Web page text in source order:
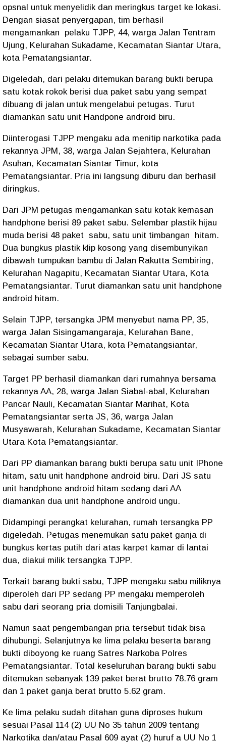
opsnal untuk menyelidik dan meringkus target ke lokasi.
Dengan siasat penyergapan, tim berhasil
mengamankan pelaku TJPP, 44, warga Jalan Tentram
Ujung, Kelurahan Sukadame, Kecamatan Siantar Utara,
kota Pematangsiantar.
Digeledah, dari pelaku ditemukan barang bukti berupa
satu kotak rokok berisi dua paket sabu yang sempat
dibuang di jalan untuk mengelabui petugas. Turut
diamankan satu unit Handpone android biru.
Diinterogasi TJPP mengaku ada menitip narkotika pada
rekannya JPM, 38, warga Jalan Sejahtera, Kelurahan
Asuhan, Kecamatan Siantar Timur, kota
Pematangsiantar. Pria ini langsung diburu dan berhasil
diringkus.
Dari JPM petugas mengamankan satu kotak kemasan
handphone berisi 89 paket sabu. Selembar plastik hijau
muda berisi 48 paket sabu, satu unit timbangan hitam.
Dua bungkus plastik klip kosong yang disembunyikan
dibawah tumpukan bambu di Jalan Rakutta Sembiring,
Kelurahan Nagapitu, Kecamatan Siantar Utara, Kota
Pematangsiantar. Turut diamankan satu unit handphone
android hitam.
Selain TJPP, tersangka JPM menyebut nama PP, 35,
warga Jalan Sisingamangaraja, Kelurahan Bane,
Kecamatan Siantar Utara, kota Pematangsiantar,
sebagai sumber sabu.
Target PP berhasil diamankan dari rumahnya bersama
rekannya AA, 28, warga Jalan Siabal-abal, Kelurahan
Pancar Nauli, Kecamatan Siantar Marihat, Kota
Pematangsiantar serta JS, 36, warga Jalan
Musyawarah, Kelurahan Sukadame, Kecamatan Siantar
Utara Kota Pematangsiantar.
Dari PP diamankan barang bukti berupa satu unit IPhone
hitam, satu unit handphone android biru. Dari JS satu
unit handphone android hitam sedang dari AA
diamankan dua unit handphone android ungu.
Didampingi perangkat kelurahan, rumah tersangka PP
digeledah. Petugas menemukan satu paket ganja di
bungkus kertas putih dari atas karpet kamar di lantai
dua, diakui milik tersangka TJPP.
Terkait barang bukti sabu, TJPP mengaku sabu miliknya
diperoleh dari PP sedang PP mengaku memperoleh
sabu dari seorang pria domisili Tanjungbalai.
Namun saat pengembangan pria tersebut tidak bisa
dihubungi. Selanjutnya ke lima pelaku beserta barang
bukti diboyong ke ruang Satres Narkoba Polres
Pematangsiantar. Total keseluruhan barang bukti sabu
ditemukan sebanyak 139 paket berat brutto 78.76 gram
dan 1 paket ganja berat brutto 5.62 gram.
Ke lima pelaku sudah ditahan guna diproses hukum
sesuai Pasal 114 (2) UU No 35 tahun 2009 tentang
Narkotika dan/atau Pasal 609 ayat (2) huruf a UU No 1